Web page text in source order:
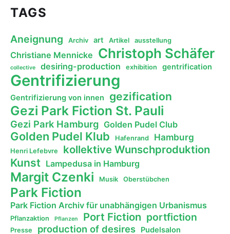
TAGS
Aneignung Archiv art Artikel ausstellung
Christiane Mennicke Christoph Schäfer
collective desiring-production exhibition gentrification
Gentrifizierung
Gentrifizierung von innen gezification
Gezi Park Fiction St. Pauli
Gezi Park Hamburg Golden Pudel Club
Golden Pudel Klub Hafenrand Hamburg
Henri Lefebvre kollektive Wunschproduktion
Kunst Lampedusa in Hamburg
Margit Czenki Musik Oberstübchen
Park Fiction
Park Fiction Archiv für unabhängigen Urbanismus
Pflanzaktion Pflanzen Port Fiction portfiction
Presse production of desires Pudelsalon